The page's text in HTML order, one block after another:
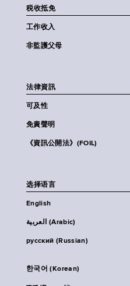
税收抵免
工作收入
非監護父母
法律資訊
可及性
免責聲明
《資訊公開法》(FOIL)
选择语言
English
العربية (Arabic)
русский (Russian)
한국어 (Korean)